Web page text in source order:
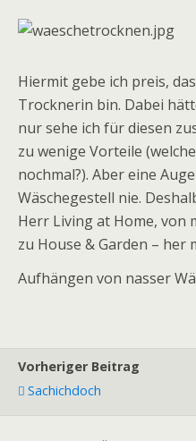
Hiermit gebe ich preis,
Trocknerin bin. Dabei
nur sehe ich für diesen
zu wenige Vorteile
nochmal?). Aber eine
Wäschegestell nie.
Herr Living at Home, von
zu House & Garden –
Aufhängen von nasser
Vorheriger Beitrag
Sachichdoch